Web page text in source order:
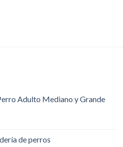
Adulto Mediano y Grande
de perros